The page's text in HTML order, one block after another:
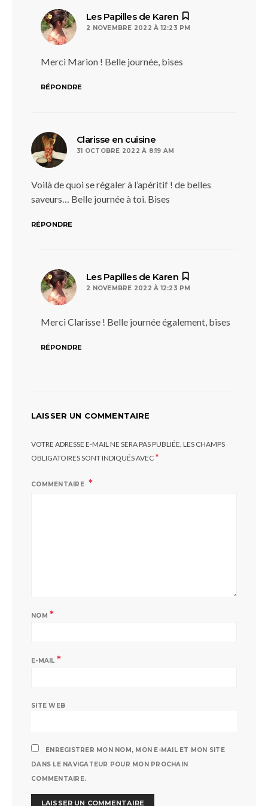
Les Papilles de Karen
2 NOVEMBRE 2022 À 12:23 PM
Merci Marion ! Belle journée, bises
RÉPONDRE
Clarisse en cuisine
31 OCTOBRE 2022 À 8:19 AM
Voilà de quoi se régaler à l’apéritif ! de belles
saveurs… Belle journée à toi. Bises
RÉPONDRE
Les Papilles de Karen
2 NOVEMBRE 2022 À 12:23 PM
Merci Clarisse ! Belle journée également, bises
RÉPONDRE
LAISSER UN COMMENTAIRE
VOTRE ADRESSE E-MAIL NE SERA PAS PUBLIÉE. LES CHAMPS
OBLIGATOIRES SONT INDIQUÉS AVEC*
COMMENTAIRE
NOM *
E-MAIL *
SITE WEB
ENREGISTRER MON NOM, MON E-MAIL ET MON SITE
DANS LE NAVIGATEUR POUR MON PROCHAIN
COMMENTAIRE.